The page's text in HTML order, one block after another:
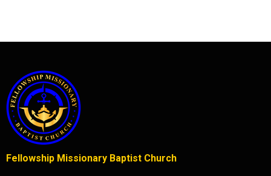
Fellowship Missionary Baptist Church